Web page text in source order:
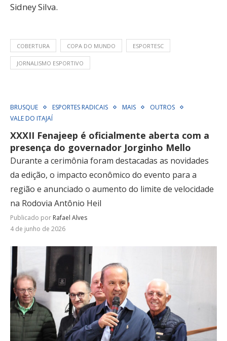
Sidney Silva.
COBERTURA COPA DO MUNDO ESPORTESC
JORNALISMO ESPORTIVO
BRUSQUE ESPORTES RADICAIS MAIS
OUTROS
VALE DO ITAJAÍ
XXXII Fenajeep é oficialmente aberta com a
presença do governador Jorginho Mello
Durante a cerimônia foram destacadas as novidades
da edição, o impacto econômico do evento para a
região e anunciado o aumento do limite de velocidade
na Rodovia Antônio Heil
Publicado por Rafael Alves
4 de junho de 2026